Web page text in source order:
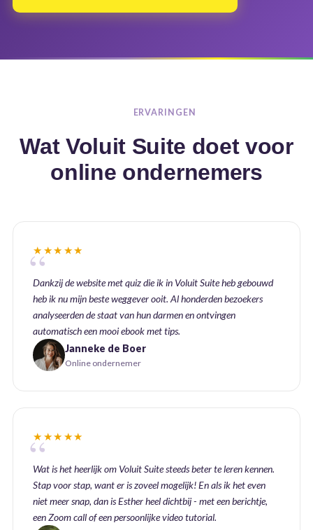
ERVARINGEN
Wat Voluit Suite doet voor
online ondernemers
★★★★★
Dankzij de website met quiz die ik in Voluit Suite heb gebouwd
heb ik nu mijn beste weggever ooit. Al honderden bezoekers
analyseerden de staat van hun darmen en ontvingen
automatisch een mooi ebook met tips.
Janneke de Boer
Online ondernemer
★★★★★
Wat is het heerlijk om Voluit Suite steeds beter te leren kennen.
Stap voor stap, want er is zoveel mogelijk! En als ik het even
niet meer snap, dan is Esther heel dichtbij - met een berichtje,
een Zoom call of een persoonlijke video tutorial.